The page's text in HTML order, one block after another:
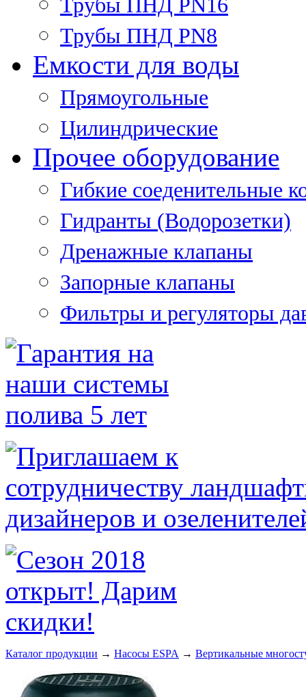
Трубы ПНД PN16
Трубы ПНД PN8
Емкости для воды
Прямоугольные
Цилиндрические
Прочее оборудование
Гибкие соеденительные
Гидранты (Водорозетки)
Дренажные клапаны
Запорные клапаны
Фильтры и регуляторы
Каталог продукции → Насосы ESPA → Вертикальные